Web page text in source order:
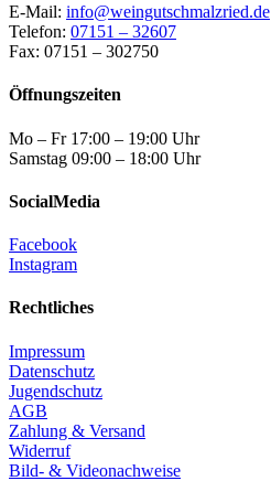
E-Mail: info@weingutschmalzried.de
Telefon: 07151 – 32607
Fax: 07151 – 302750
Öffnungszeiten
Mo – Fr 17:00 – 19:00 Uhr
Samstag 09:00 – 18:00 Uhr
SocialMedia
Facebook
Instagram
Rechtliches
Impressum
Datenschutz
Jugendschutz
AGB
Zahlung & Versand
Widerruf
Bild- & Videonachweise